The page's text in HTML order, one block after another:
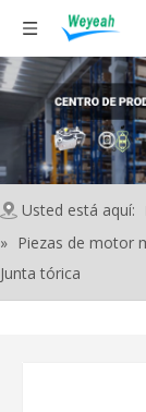
Usted está aquí:
» Piezas de motor
Junta tórica